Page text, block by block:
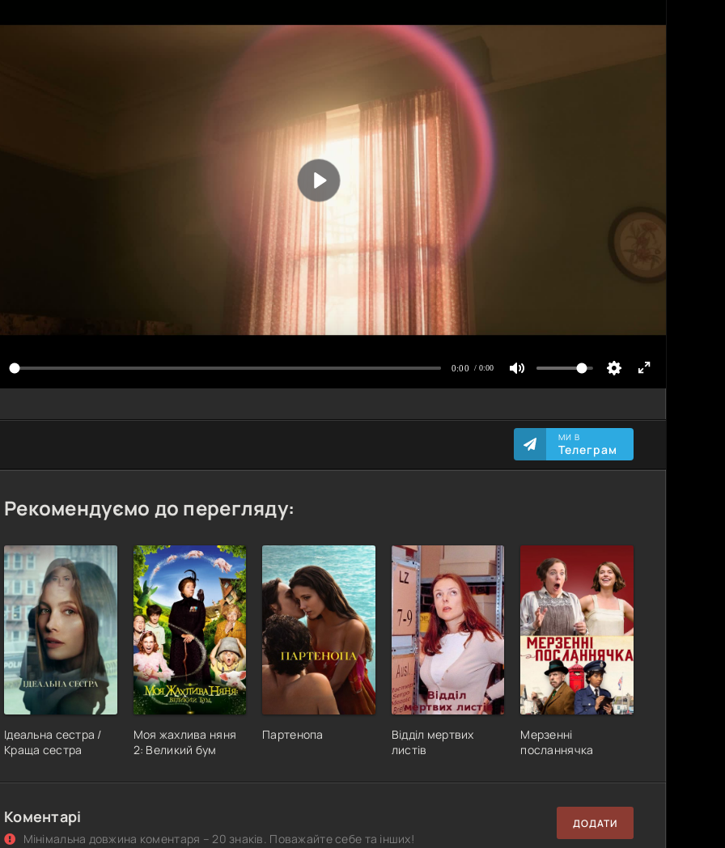
МИ В
Телеграм
Рекомендуємо до перегляду:
Ідеальна сестра /
Краща сестра
Моя жахлива няня
2: Великий бум
Партенопа
Відділ мертвих
листів
Мерзенні
посланнячка
Коментарі
Мінімальна довжина коментаря – 20 знаків. Поважайте себе та інших!
ДОДАТИ